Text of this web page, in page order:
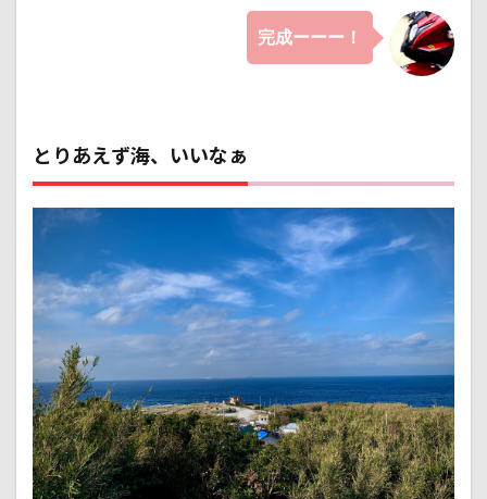
てみ
た。
5.1
ルメ
ーカ
ー海
公園
6
まと
め
完成ーーー！
とりあえず海、いいなぁ